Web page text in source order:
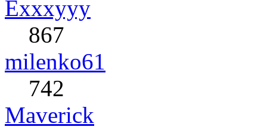
Exxxyyy
867
milenko61
742
Maverick